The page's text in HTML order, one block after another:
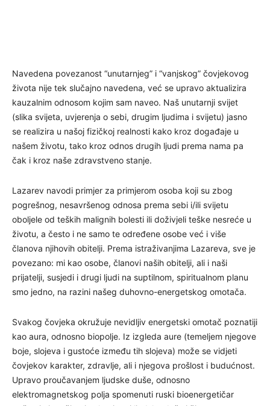
Navedena povezanost “unutarnjeg” i “vanjskog” čovjekovog
života nije tek slučajno navedena, već se upravo aktualizira
kauzalnim odnosom kojim sam naveo. Naš unutarnji svijet
(slika svijeta, uvjerenja o sebi, drugim ljudima i svijetu) jasno
se realizira u našoj fizičkoj realnosti kako kroz događaje u
našem životu, tako kroz odnos drugih ljudi prema nama pa
čak i kroz naše zdravstveno stanje.
Lazarev navodi primjer za primjerom osoba koji su zbog
pogrešnog, nesavršenog odnosa prema sebi i/ili svijetu
oboljele od teških malignih bolesti ili doživjeli teške nesreće u
životu, a često i ne samo te određene osobe već i više
članova njihovih obitelji. Prema istraživanjima Lazareva, sve je
povezano: mi kao osobe, članovi naših obitelji, ali i naši
prijatelji, susjedi i drugi ljudi na suptilnom, spiritualnom planu
smo jedno, na razini našeg duhovno-energetskog omotača.
Svakog čovjeka okružuje nevidljiv energetski omotač poznatiji
kao aura, odnosno biopolje. Iz izgleda aure (temeljem njegove
boje, slojeva i gustoće između tih slojeva) može se vidjeti
čovjekov karakter, zdravlje, ali i njegova prošlost i budućnost.
Upravo proučavanjem ljudske duše, odnosno
elektromagnetskog polja spomenuti ruski bioenergetičar